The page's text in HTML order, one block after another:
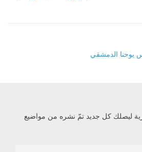
يوحنا الدمشقي
ليصلك كل جديد تمّ نشره من مواضيع